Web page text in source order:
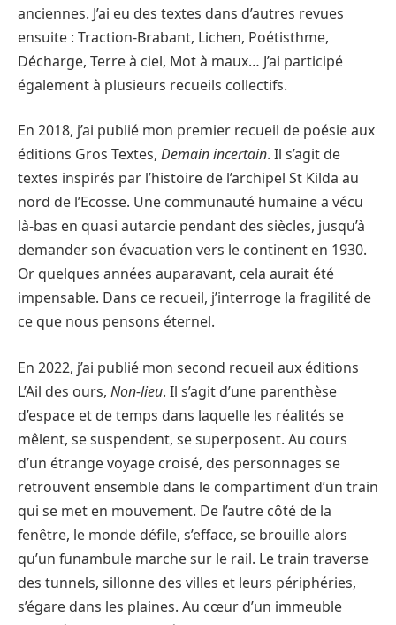
anciennes. J’ai eu des textes dans d’autres revues
ensuite : Traction-Brabant, Lichen, Poétisthme,
Décharge, Terre à ciel, Mot à maux… J’ai participé
également à plusieurs recueils collectifs.
En 2018, j’ai publié mon premier recueil de poésie aux
éditions Gros Textes, Demain incertain. Il s’agit de
textes inspirés par l’histoire de l’archipel St Kilda au
nord de l’Ecosse. Une communauté humaine a vécu
là-bas en quasi autarcie pendant des siècles, jusqu’à
demander son évacuation vers le continent en 1930.
Or quelques années auparavant, cela aurait été
impensable. Dans ce recueil, j’interroge la fragilité de
ce que nous pensons éternel.
En 2022, j’ai publié mon second recueil aux éditions
L’Ail des ours, Non-lieu. Il s’agit d’une parenthèse
d’espace et de temps dans laquelle les réalités se
mêlent, se suspendent, se superposent. Au cours
d’un étrange voyage croisé, des personnages se
retrouvent ensemble dans le compartiment d’un train
qui se met en mouvement. De l’autre côté de la
fenêtre, le monde défile, s’efface, se brouille alors
qu’un funambule marche sur le rail. Le train traverse
des tunnels, sillonne des villes et leurs périphéries,
s’égare dans les plaines. Au cœur d’un immeuble